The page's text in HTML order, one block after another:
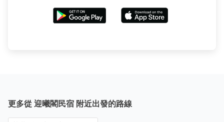
更多從 迎曦閣民宿 附近出發的路線